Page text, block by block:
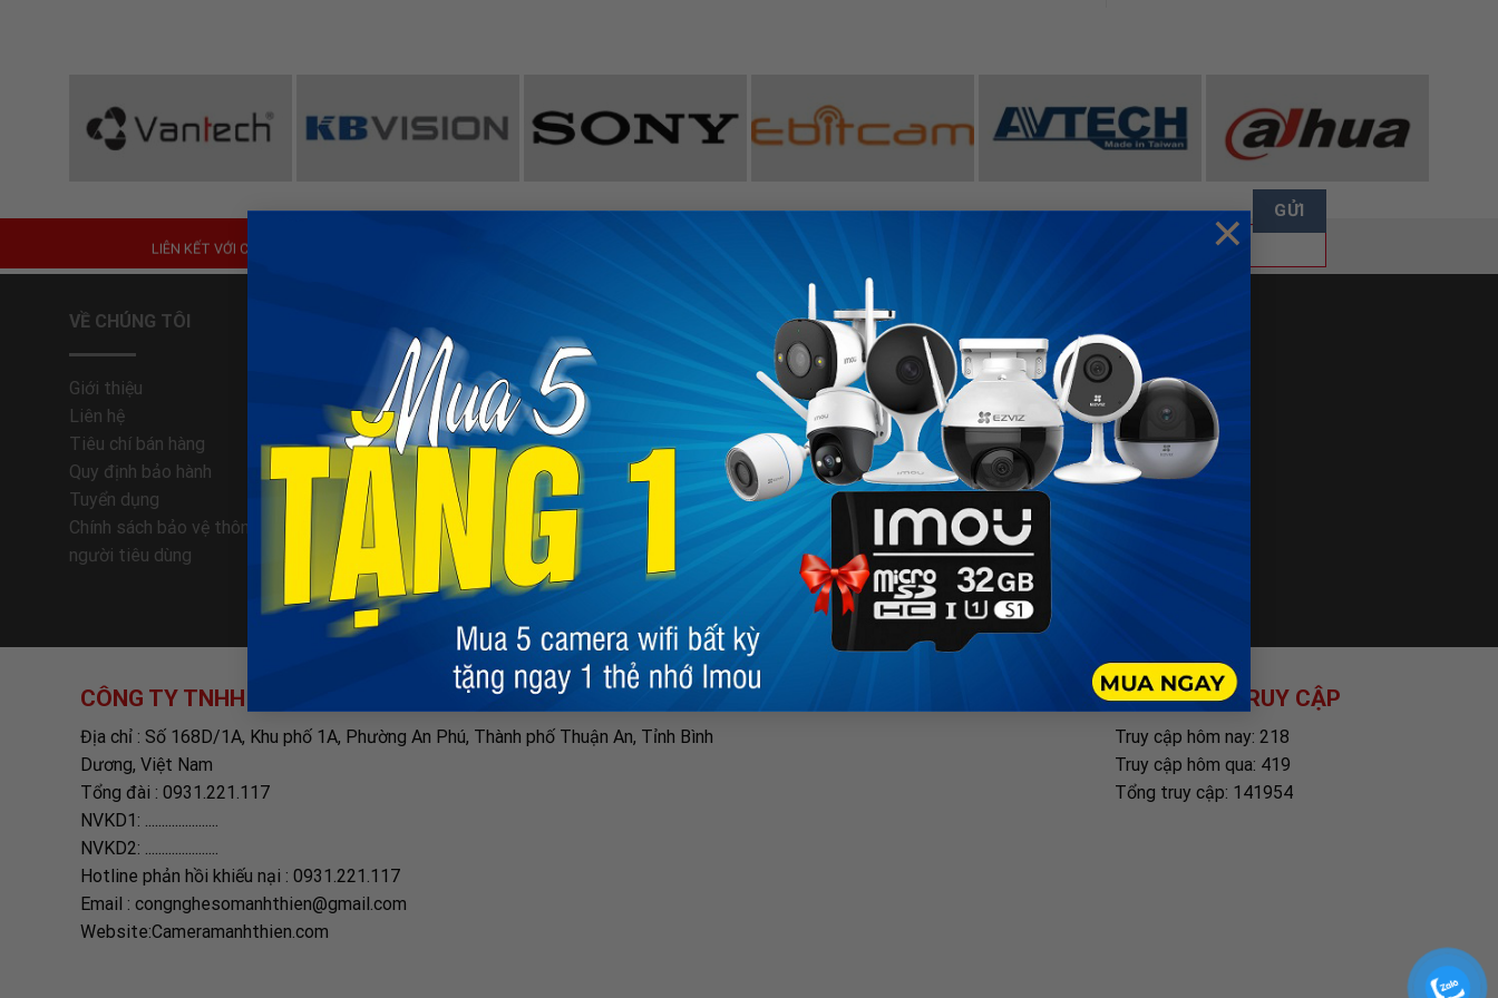
×
LIÊN KẾT VỚI CHÚNG
ĐĂNG KÝ NHẬN KHUYẾN MÃI
VỀ CHÚNG TÔI
Giới thiệu
Liên hệ
Tiêu chí bán hàng
Quy định bảo hành
Tuyển dụng
Chính sách bảo vệ thông tin cá nhân của
người tiêu dùng
Trung tâm hổ trợ
Phương thức thanh toán
Hướng dẫn đặt hàng
Quy định bảo hành
Giao nhận hàng
Hướng dẫn đổi trả
Chính sách bảo hành
ĐỐI TÁC VẬN CHUYỂN
PHƯƠNG THỨC THANH TOÁN
FANPAGE
CÔNG TY TNHH TM-DV CÔNG NGHỆ SỐ MẠNH THIÊN
Địa chỉ : Số 168D/1A, Khu phố 1A, Phường An Phú, Thành phố Thuận An, Tỉnh Bình
Dương, Việt Nam
Tổng đài : 0931.221.117
NVKD1: ......................
NVKD2: ......................
Hotline phản hồi khiếu nại : 0931.221.117
Email : congnghesomanhthien@gmail.com
Website:Cameramanhthien.com
THỐNG KÊ TRUY CẬP
Truy cập hôm nay: 218
Truy cập hôm qua: 419
Tổng truy cập: 141954